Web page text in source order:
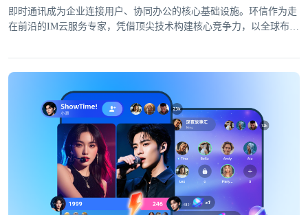
即时通讯成为企业连接用户、协同办公的核心基础设施。环信作为走
在前沿的IM云服务专家，凭借顶尖技术构建核心竞争力，以全球布局
的全球即时通讯解决方案。